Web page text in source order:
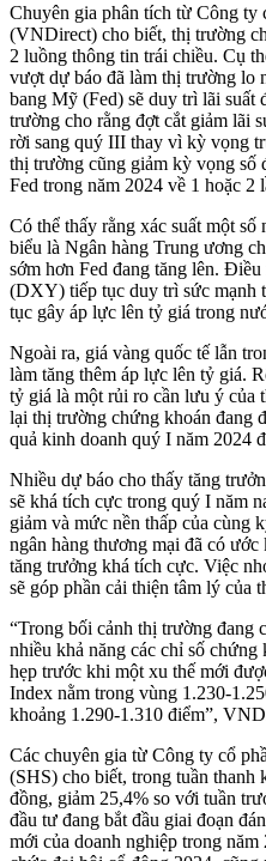
Chuyên gia phân tích từ Công
(VNDirect) cho biết, thị trường
2 luồng thông tin trái chiều. Cụ
vượt dự báo đã làm thị trường lo
bang Mỹ (Fed) sẽ duy trì lãi suất
trường cho rằng đợt cắt giảm lãi
rời sang quý III thay vì kỳ vọng
thị trường cũng giảm kỳ vọng số
Fed trong năm 2024 về 1 hoặc
Có thể thấy rằng xác suất một
biểu là Ngân hàng Trung ương
sớm hơn Fed đang tăng lên.
(DXY) tiếp tục duy trì sức mạnh
tục gây áp lực lên tỷ giá trong
Ngoài ra, giá vàng quốc tế lẫn
làm tăng thêm áp lực lên tỷ giá.
tỷ giá là một rủi ro cần lưu ý của
lại thị trường chứng khoán đang
quả kinh doanh quý I năm 2024
Nhiều dự báo cho thấy tăng
sẽ khá tích cực trong quý I năm
giảm và mức nền thấp của cùng
ngân hàng thương mại đã có
tăng trưởng khá tích cực. Việc
sẽ góp phần cải thiện tâm lý của
“Trong bối cảnh thị trường đang
nhiều khả năng các chỉ số
hẹp trước khi một xu thế mới
Index nằm trong vùng 1.230-
khoảng 1.290-1.310 điểm”,
Các chuyên gia từ Công ty cổ
(SHS) cho biết, trong tuần thanh
đồng, giảm 25,4% so với tuần
đầu tư đang bắt đầu giai đoạn
mới của doanh nghiệp trong